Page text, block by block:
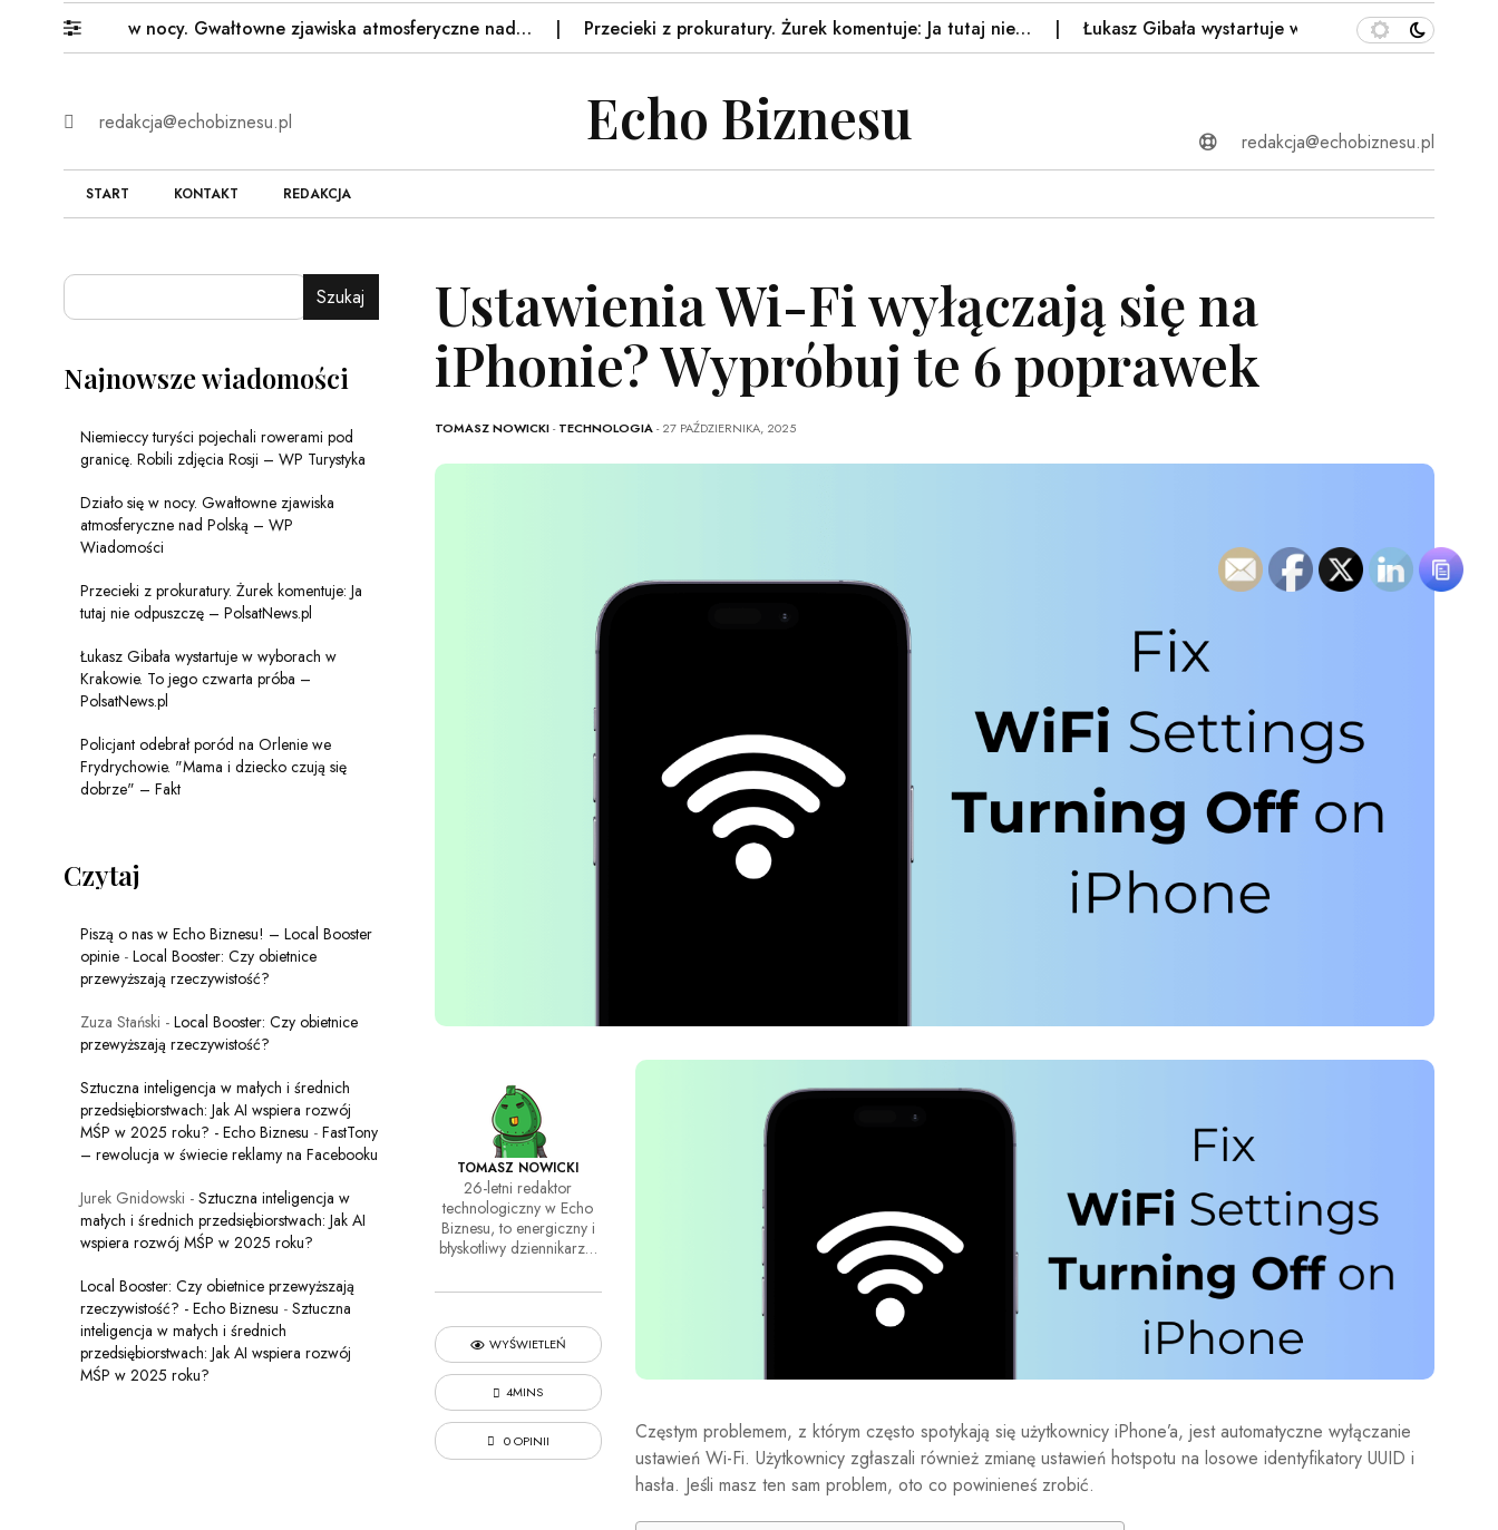
się w nocy. Gwałtowne zjawiska atmosferyczne nad… Przecieki z prokuratury. Żurek komentuje: Ja tutaj nie… Łukasz Gibała wystartuje w wyborach w Krakowie. To…
redakcja@echobiznesu.pl Echo Biznesu redakcja@echobiznesu.pl
START KONTAKT REDAKCJA
Ustawienia Wi-Fi wyłączają się na
iPhonie? Wypróbuj te 6 poprawek
TOMASZ NOWICKI-TECHNOLOGIA - 27 PAŹDZIERNIKA, 2025
TOMASZ NOWICKI
26-letni redaktor
technologiczny w Echo
Biznesu, to energiczny i
błyskotliwy dziennikarz…
WYŚWIETLEŃ
4MINS
0 OPINII
Częstym problemem, z którym często spotykają się użytkownicy iPhone’a, jest automatyczne wyłączanie
ustawień Wi-Fi. Użytkownicy zgłaszali również zmianę ustawień hotspotu na losowe identyfikatory UUID i
hasła. Jeśli masz ten sam problem, oto co powinieneś zrobić.
Szukaj
Najnowsze wiadomości
Niemieccy turyści pojechali rowerami pod
granicę. Robili zdjęcia Rosji – WP Turystyka
Działo się w nocy. Gwałtowne zjawiska
atmosferyczne nad Polską – WP
Wiadomości
Przecieki z prokuratury. Żurek komentuje: Ja
tutaj nie odpuszczę – PolsatNews.pl
Łukasz Gibała wystartuje w wyborach w
Krakowie. To jego czwarta próba –
PolsatNews.pl
Policjant odebrał poród na Orlenie we
Frydrychowie. "Mama i dziecko czują się
dobrze" – Fakt
Czytaj
Piszą o nas w Echo Biznesu! – Local Booster
opinie - Local Booster: Czy obietnice
przewyższają rzeczywistość?
Zuza Stański - Local Booster: Czy obietnice
przewyższają rzeczywistość?
Sztuczna inteligencja w małych i średnich
przedsiębiorstwach: Jak AI wspiera rozwój
MŚP w 2025 roku? - Echo Biznesu - FastTony
– rewolucja w świecie reklamy na Facebooku
Jurek Gnidowski - Sztuczna inteligencja w
małych i średnich przedsiębiorstwach: Jak AI
wspiera rozwój MŚP w 2025 roku?
Local Booster: Czy obietnice przewyższają
rzeczywistość? - Echo Biznesu - Sztuczna
inteligencja w małych i średnich
przedsiębiorstwach: Jak AI wspiera rozwój
MŚP w 2025 roku?